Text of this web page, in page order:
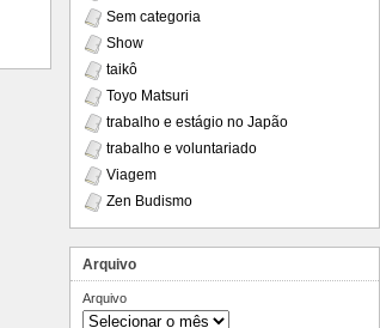
Sem categoria
Show
taikô
Toyo Matsuri
trabalho e estágio no Japão
trabalho e voluntariado
Viagem
Zen Budismo
Arquivo
Arquivo